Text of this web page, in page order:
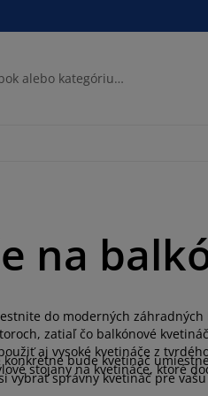
na
do moderných záhradných
zatiaľ čo balkónové
aj vysoké kvetináče z
stojany na kvetináče, ktoré
bude kvetináč
správny kvetináč pre